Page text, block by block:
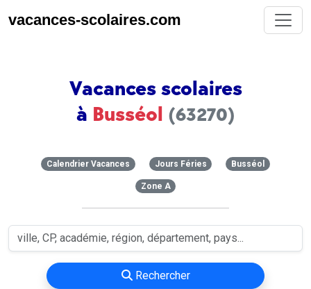
vacances-scolaires.com
Vacances scolaires
à Busséol (63270)
Calendrier Vacances Jours Féries Busséol
Zone A
Rechercher